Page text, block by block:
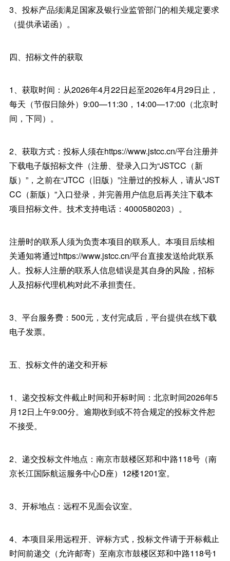
3、投标产品须满足国家及银行业监管部门的相关规定要求
（提供承诺函）。
四、招标文件的获取
1、获取时间：从2026年4月22日起至2026年4月29日止，
每天（节假日除外）9:00—11:30，14:00—17:00（北京时
间，下同）。
2、获取方式：投标人须在https://www.jstcc.cn/平台注册并
下载电子版招标文件（注册、登录入口为“JSTCC（新
版）”，之前在“JTCC（旧版）”注册过的投标人，请从“JST
CC（新版）”入口登录，并完善用户信息后再关注下载本
项目招标文件。技术支持电话：4000580203）。
注册时的联系人须为负责本项目的联系人。本项目后续相
关通知将通过https://www.jstcc.cn/平台直接发送给此联系
人。投标人注册的联系人信息错误是其自身的风险，招标
人及招标代理机构对此不承担责任。
3、平台服务费：500元，支付完成后，平台提供在线下载
电子发票。
五、投标文件的递交和开标
1、递交投标文件截止时间和开标时间：北京时间2026年5
月12日上午9:00分。逾期收到或不符合规定的投标文件恕
不接受。
2、递交投标文件地点：南京市鼓楼区郑和中路118号（南
京长江国际航运服务中心D座）12楼1201室。
3、开标地点：远程不见面会议室。
4、本项目采用远程开、评标方式，投标文件请于开标截止
时间前递交（允许邮寄）至南京市鼓楼区郑和中路118号1